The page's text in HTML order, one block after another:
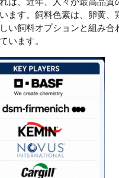
ます。飼料色素は、卵黄
い飼料オプションと組み
います。